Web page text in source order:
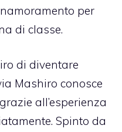
per
di classe.
di diventare
Mashiro conosce
all’esperienza
Spinto da